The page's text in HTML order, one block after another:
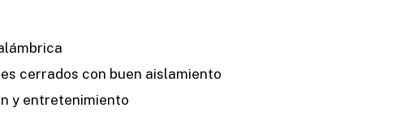
cerrados con buen aislamiento
y entretenimiento